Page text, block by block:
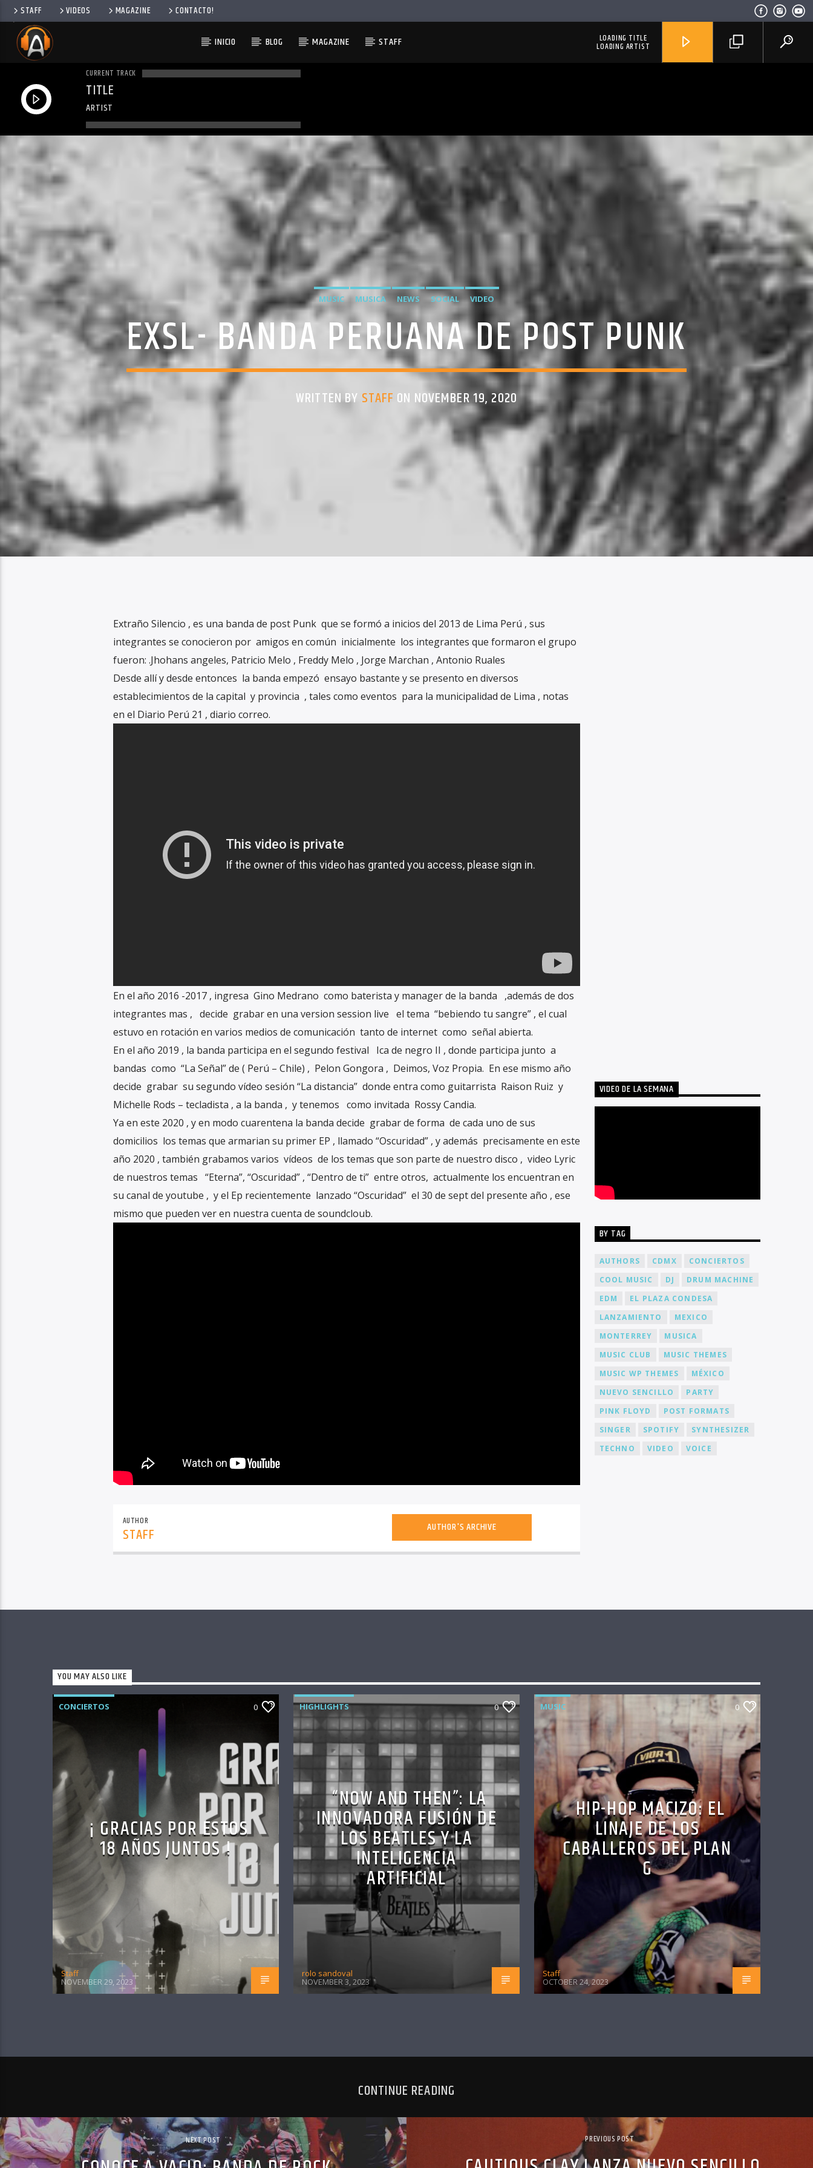
STAFF VIDEOS MAGAZINE CONTACTO!
INICIO BLOG MAGAZINE STAFF LOADING TITLE
LOADING ARTIST
CURRENT TRACK
TITLE
ARTIST
MUSIC MUSICA NEWS SOCIAL VIDEO
EXSL- BANDA PERUANA DE POST PUNK
WRITTEN BY STAFF ON NOVEMBER 19, 2020
Extraño Silencio , es una banda de post Punk que se formó a inicios del 2013 de Lima Perú , sus
integrantes se conocieron por amigos en común inicialmente los integrantes que formaron el grupo
fueron: .Jhohans angeles, Patricio Melo , Freddy Melo , Jorge Marchan , Antonio Ruales
Desde allí y desde entonces la banda empezó ensayo bastante y se presento en diversos
establecimientos de la capital y provincia , tales como eventos para la municipalidad de Lima , notas
en el Diario Perú 21 , diario correo.
En el año 2016 -2017 , ingresa Gino Medrano como baterista y manager de la banda ,además de dos
integrantes mas , decide grabar en una version session live el tema “bebiendo tu sangre” , el cual
estuvo en rotación en varios medios de comunicación tanto de internet como señal abierta.
En el año 2019 , la banda participa en el segundo festival Ica de negro II , donde participa junto a
bandas como “La Señal” de ( Perú – Chile) , Pelon Gongora , Deimos, Voz Propia. En ese mismo año
decide grabar su segundo vídeo sesión “La distancia” donde entra como guitarrista Raison Ruiz y
Michelle Rods – tecladista , a la banda , y tenemos como invitada Rossy Candia.
Ya en este 2020 , y en modo cuarentena la banda decide grabar de forma de cada uno de sus
domicilios los temas que armarian su primer EP , llamado “Oscuridad” , y además precisamente en este
año 2020 , también grabamos varios vídeos de los temas que son parte de nuestro disco , video Lyric
de nuestros temas “Eterna”, “Oscuridad” , “Dentro de ti” entre otros, actualmente los encuentran en
su canal de youtube , y el Ep recientemente lanzado “Oscuridad” el 30 de sept del presente año , ese
mismo que pueden ver en nuestra cuenta de soundcloub.
AUTHOR
STAFF AUTHOR'S ARCHIVE
VIDEO DE LA SEMANA
BY TAG
AUTHORS CDMX
CONCIERTOS
COOL MUSIC
DJ
DRUM MACHINE
EDM
EL PLAZA CONDESA
LANZAMIENTO
MEXICO
MONTERREY
MUSICA
MUSIC CLUB
MUSIC THEMES
MUSIC WP THEMES
MÉXICO
NUEVO SENCILLO
PARTY
PINK FLOYD
POST FORMATS
SINGER
SPOTIFY
SYNTHESIZER
TECHNO
VIDEO VOICE
YOU MAY ALSO LIKE
CONCIERTOS 0
¡ GRACIAS POR ESTOS
18 AÑOS JUNTOS !
Staff
NOVEMBER 29, 2023
HIGHLIGHTS 0
“NOW AND THEN”: LA
INNOVADORA FUSIÓN DE
LOS BEATLES Y LA
INTELIGENCIA
ARTIFICIAL
rolo sandoval
NOVEMBER 3, 2023
MUSIC 0
HIP-HOP MACIZO: EL
LINAJE DE LOS
CABALLEROS DEL PLAN
G
Staff
OCTOBER 24, 2023
CONTINUE READING
NEXT POST PREVIOUS POST